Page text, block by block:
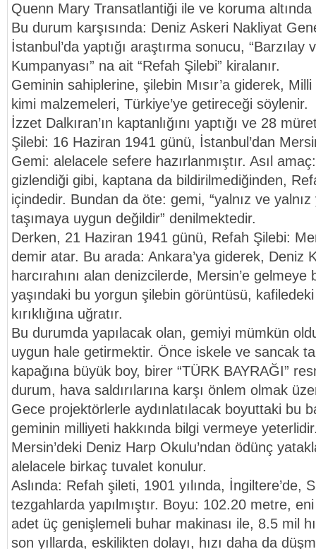
Quenn Mary Transatlantiği ile ve koruma
Bu durum karşısında: Deniz Askeri Nakliyat
İstanbul’da yaptığı araştırma sonucu, “Barzılay
Kumpanyası” na ait “Refah Şilebi” kiralanır.
Geminin sahiplerine, şilebin Mısır’a giderek,
kimi malzemeleri, Türkiye’ye getireceği söylenir.
İzzet Dalkıran’ın kaptanlığını yaptığı ve 28
Şilebi: 16 Haziran 1941 günü, İstanbul’dan
Gemi: alelacele sefere hazırlanmıştır. Asıl
gizlendiği gibi, kaptana da bildirilmediğinden,
içindedir. Bundan da öte: gemi, “yalnız ve
taşımaya uygun değildir” denilmektedir.
Derken, 21 Haziran 1941 günü, Refah Şilebi:
demir atar. Bu arada: Ankara’ya giderek, Deniz
harcırahını alan denizcilerde, Mersin’e
yaşındaki bu yorgun şilebin görüntüsü,
kırıklığına uğratır.
Bu durumda yapılacak olan, gemiyi mümkün
uygun hale getirmektir. Önce iskele ve sancak
kapağına büyük boy, birer “TÜRK BAYRAĞI”
durum, hava saldırılarına karşı önlem olmak
Gece projektörlerle aydınlatılacak boyuttaki bu
geminin milliyeti hakkında bilgi vermeye
Mersin’deki Deniz Harp Okulu’ndan ödünç
alelacele birkaç tuvalet konulur.
Aslında: Refah şileti, 1901 yılında, İngiltere’de,
tezgahlarda yapılmıştır. Boyu: 102.20 metre,
adet üç genişlemeli buhar makinası ile, 8.5 mil
son yıllarda, eskilikten dolayı, hızı daha da